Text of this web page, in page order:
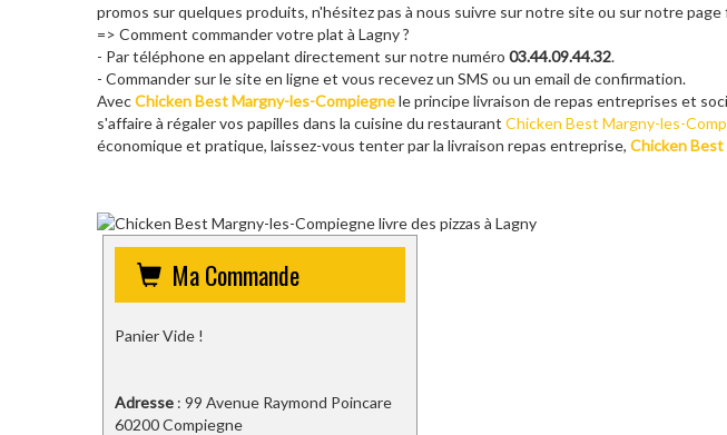
promos sur quelques produits, n'hésitez pas à nous suivre sur notre site ou sur notre page
=> Comment commander votre plat à Lagny ?
- Par téléphone en appelant directement sur notre numéro 03.44.09.44.32.
- Commander sur le site en ligne et vous recevez un SMS ou un email de confirmation.
AvecChicken Best Margny-les-Compiegnele principe livraison de repas entreprises et
s'affaire à régaler vos papilles dans la cuisine du restaurant Chicken Best Margny-les-
économique et pratique, laissez-vous tenter par la livraison repas entreprise, Chicken
Ma Commande
Panier Vide !
Adresse : 99 Avenue Raymond Poincare
60200 Compiegne